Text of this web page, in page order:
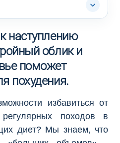
наступлению
облик и
поможет
похудения.
избавиться от
походов в
диет? Мы знаем, что